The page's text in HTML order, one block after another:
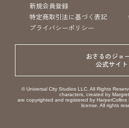
新規会員登録
特定商取引法に基づく表記
プライバシーポリシー
おさるのジョ
公式サイト
© Universal City Studios LLC. All Rights
characters, created by
are copyrighted and registered by
license. All rights